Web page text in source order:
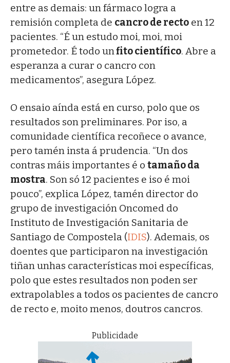
entre as demais: un fármaco logra a
remisión completa de cancro de recto en 12
pacientes. “É un estudo moi, moi, moi
prometedor. É todo unfito científico. Abre a
esperanza a curar o cancro con
medicamentos”, asegura López.
O ensaio aínda está en curso, polo que os
resultados son preliminares. Por iso, a
comunidade científica recoñece o avance,
pero tamén insta á prudencia. “Un dos
contras máis importantes é o tamaño da
mostra. Son só 12 pacientes e iso é moi
pouco”, explica López, tamén director do
grupo de investigación Oncomed do
Instituto de Investigación Sanitaria de
Santiago de Compostela (IDIS). Ademais, os
doentes que participaron na investigación
tiñan unhas características moi específicas,
polo que estes resultados non poden ser
extrapolables a todos os pacientes de cancro
de recto e, moito menos, doutros cancros.
Publicidade